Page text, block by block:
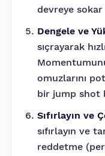
devreye
Dengele ve
sıçrayarak
omuzlarını
bir jump shot
Sıfırlayın ve
sıfırlayın ve
reddetme